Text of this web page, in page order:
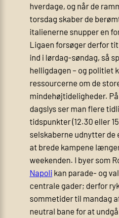
hverdage, og når de
torsdag skaber de
italienerne snupper en
Ligaen forsøger derfor
ind i lørdag-søndag, så
helligdagen – og politiet
ressourcerne om de
mindehøjtideligheder.
dagslys ser man flere
tidspunkter (12.30 eller
selskaberne udnytter de
at brede kampene
weekenden. I byer som
Napoli kan parade- og
centrale gader; derfor
sommetider til mandag
neutral bane for at